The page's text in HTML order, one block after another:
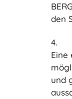
den
4.
Eine
und